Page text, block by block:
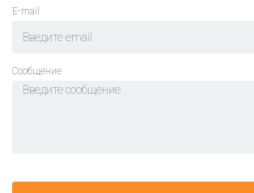
E-mail
Cообщение